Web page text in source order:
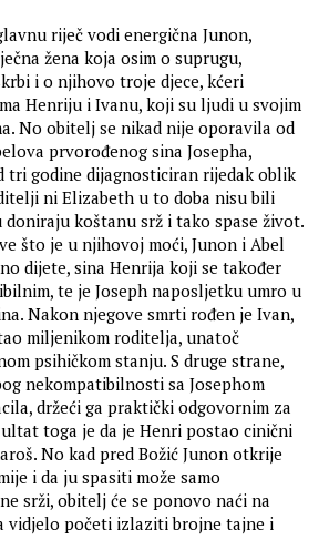
riječ vodi energična Junon,
žena koja osim o suprugu,
i o njihovo troje djece, kćeri
Henriju i Ivanu, koji su ljudi u svojim
No obitelj se nikad nije oporavila od
prvorođenog sina Josepha,
tri godine dijagnosticiran rijedak oblik
ni Elizabeth u to doba nisu bili
koštanu srž i tako spase život.
što je u njihovoj moći, Junon i Abel
dijete, sina Henrija koji se također
te je Joseph naposljetku umro u
Nakon njegove smrti rođen je Ivan,
miljenikom roditelja, unatoč
psihičkom stanju. S druge strane,
nekompatibilnosti sa Josephom
držeći ga praktički odgovornim za
toga je da je Henri postao cinični
No kad pred Božić Junon otkrije
i da ju spasiti može samo
srži, obitelj će se ponovo naći na
vidjelo početi izlaziti brojne tajne i